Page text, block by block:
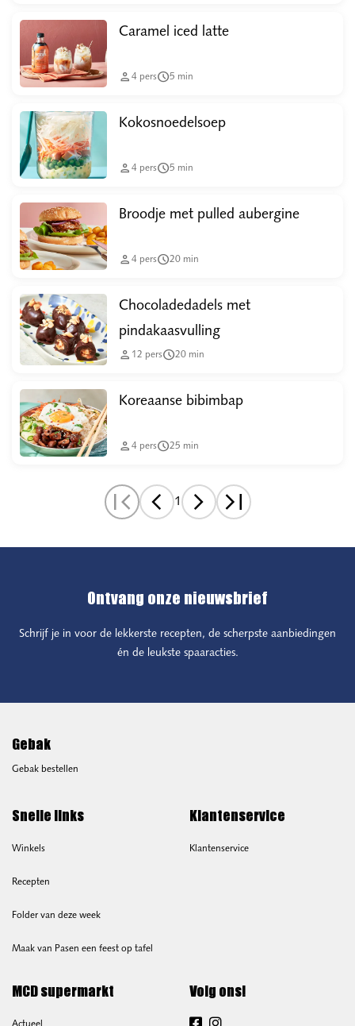
Caramel iced latte
 4 pers5 min
Kokosnoedelsoep
 4 pers5 min
Broodje met pulled aubergine
 4 pers20 min
Chocoladedadels met
pindakaasvulling
 12 pers20 min
Koreaanse bibimbap
 4 pers25 min
1
Ontvang onze nieuwsbrief
Schrijf je in voor de lekkerste recepten, de scherpste aanbiedingen
én de leukste spaaracties.
Gebak
Gebak bestellen
Snelle links
Winkels
Recepten
Folder van deze week
Maak van Pasen een feest op tafel
Klantenservice
Klantenservice
MCD supermarkt Volg ons!